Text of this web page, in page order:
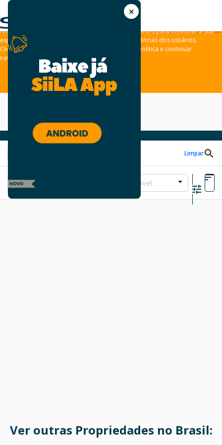
✕
As leis de privacidade dos usuários estão mudando e por isso nós
convidamos você a revisar a nossa
Nós usamos cookies e outras tecnologias semelhantes para melhorar a sua
experiência em nossos sites e lembrar das preferências dos usuários.
Clique em “aceitar” para concordar com a nossa política e continuar
navegando em nosso site.
ACEITAR
Limpar
Tipo de Imóvel
Ver outras Propriedades no Brasil: